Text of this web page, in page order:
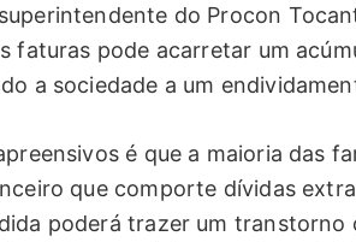
do Procon
faturas pode acarretar um
a sociedade a um
é que a maioria das
que comporte dívidas
poderá trazer um